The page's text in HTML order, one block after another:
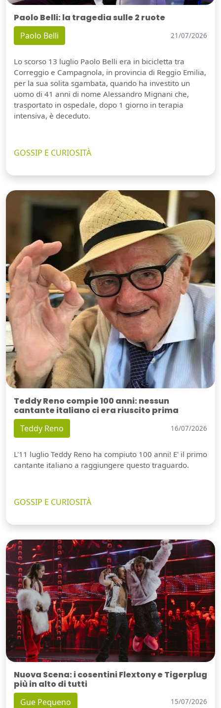
Paolo Belli: la tragedia sulle 2 ruote
Paolo Belli 21/07/2026
Lo scorso 13 luglio Paolo Belli era in bicicletta tra
Correggio e Campagnola, in provincia di Reggio Emilia,
per la sua solita sgambata, quando ha investito un
uomo di 41 anni di nome Alessandro Mignani che,
trasportato in ospedale, dopo 1 giorno in terapia
intensiva, è deceduto.
GOSSIP E CURIOSITÀ
Teddy Reno compie 100 anni: nessun
cantante italiano ci era riuscito prima
Teddy Reno 16/07/2026
L'11 luglio Teddy Reno ha compiuto 100 anni! E' il primo
cantante italiano a raggiungere questo traguardo.
GOSSIP E CURIOSITÀ
Nuova Scena: i cosentini Flextony e Tigerplug
più in alto di tutti
Gue Pequeno 15/07/2026